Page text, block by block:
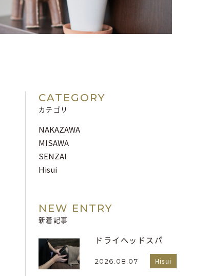
CATEGORY
カテゴリ
NAKAZAWA
MISAWA
SENZAI
Hisui
NEW ENTRY
新着記事
ドライヘッドスパ
2026.08.07 Hisui